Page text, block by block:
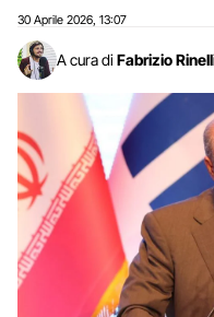
30 Aprile 2026 13:07
A cura di Fabrizio